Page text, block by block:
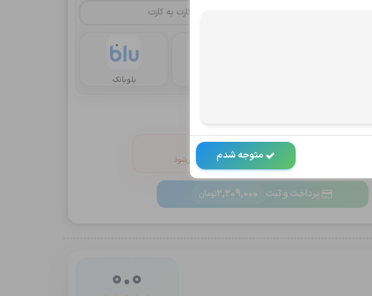
کارت به کارت
بلوبانک
برای فعال شدن پرداخت، VPN را خاموش کنید
بعد از خاموش شدن، دکمه پرداخت به‌صورت خودکار فعال می‌شود
پرداخت و ثبت 2,209,000تومان
0.0
متوجه شدم